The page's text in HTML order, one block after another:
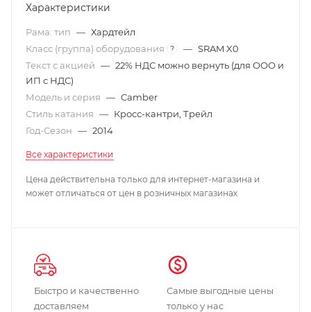
Характеристики
Рама: тип — Хардтейл
Класс (группа) оборудования
? — SRAM X0
Текст с акцией — 22% НДС можно вернуть (для ООО и
ИП с НДС)
Модель и серия — Camber
Стиль катания — Кросс-кантри, Трейл
Год-Сезон — 2014
Все характеристики
Цена действительна только для интернет-магазина и
может отличаться от цен в розничных магазинах
Быстро и качественно
доставляем
Самые выгодные цены
только у нас